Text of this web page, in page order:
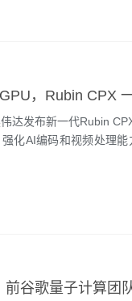
，Rubin CPX
达发布新一代Rubin
化AI编码和视频处理
谷歌量子计算团